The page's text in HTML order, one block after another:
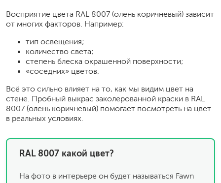
Восприятие цвета RAL 8007 (олень коричневый) зависит
от многих факторов. Например:
тип освещения;
количество света;
степень блеска окрашенной поверхности;
«соседних» цветов.
Всё это сильно влияет на то, как мы видим цвет на
стене. Пробный выкрас заколерованной краски в RAL
8007 (олень коричневый) помогает посмотреть на цвет
в реальных условиях.
RAL 8007 какой цвет?
На фото в интерьере он будет называться Fawn